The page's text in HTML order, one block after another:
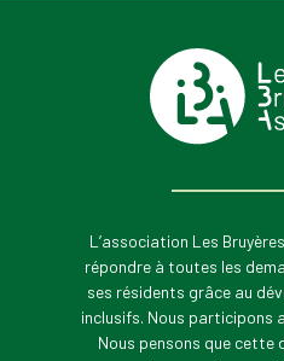
L’association Les
répondre à toutes les
ses résidents grâce au
inclusifs. Nous participons
Nous pensons que cette